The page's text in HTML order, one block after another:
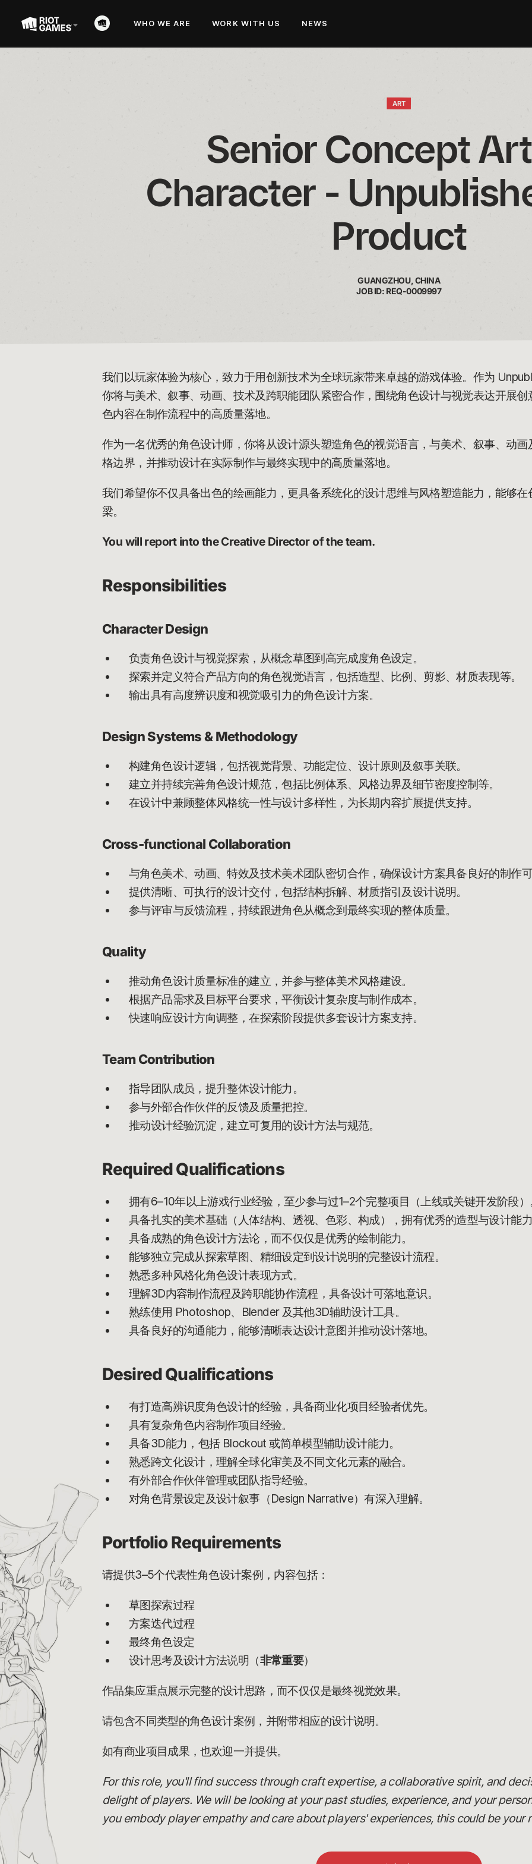
WHO WE ARE WORK WITH US NEWS
ART
Senior Concept
Character -
Product
GUANGZHOU, CHINA
JOB ID: REQ-0009997
我们以玩家体验为核心，致力于用创新技术为全球玩家带来卓越的游戏体验。作为
你将与美术、叙事、动画、技术及跨职能团队紧密合作，围绕角色设计与视觉表达开展
色内容在制作流程中的高质量落地。
作为一名优秀的角色设计师，你将从设计源头塑造角色的视觉语言，与美术、叙事、动
格边界，并推动设计在实际制作与最终实现中的高质量落地。
我们希望你不仅具备出色的绘画能力，更具备系统化的设计思维与风格塑造能力，能够
梁。
You will report into the Creative Director of the team.
Responsibilities
Character Design
负责角色设计与视觉探索，从概念草图到高完成度角色设定。
探索并定义符合产品方向的角色视觉语言，包括造型、比例、剪影、材质表现等。
输出具有高度辨识度和视觉吸引力的角色设计方案。
Design Systems & Methodology
构建角色设计逻辑，包括视觉背景、功能定位、设计原则及叙事关联。
建立并持续完善角色设计规范，包括比例体系、风格边界及细节密度控制等。
在设计中兼顾整体风格统一性与设计多样性，为长期内容扩展提供支持。
Cross-functional Collaboration
与角色美术、动画、特效及技术美术团队密切合作，确保设计方案具备良好的制作
提供清晰、可执行的设计交付，包括结构拆解、材质指引及设计说明。
参与评审与反馈流程，持续跟进角色从概念到最终实现的整体质量。
Quality
推动角色设计质量标准的建立，并参与整体美术风格建设。
根据产品需求及目标平台要求，平衡设计复杂度与制作成本。
快速响应设计方向调整，在探索阶段提供多套设计方案支持。
Team Contribution
指导团队成员，提升整体设计能力。
参与外部合作伙伴的反馈及质量把控。
推动设计经验沉淀，建立可复用的设计方法与规范。
Required Qualifications
拥有6–10年以上游戏行业经验，至少参与过1–2个完整项目（上线或关键开发阶段
具备扎实的美术基础（人体结构、透视、色彩、构成），拥有优秀的造型与设计能
具备成熟的角色设计方法论，而不仅仅是优秀的绘制能力。
能够独立完成从探索草图、精细设定到设计说明的完整设计流程。
熟悉多种风格化角色设计表现方式。
理解3D内容制作流程及跨职能协作流程，具备设计可落地意识。
熟练使用 Photoshop、Blender 及其他3D辅助设计工具。
具备良好的沟通能力，能够清晰表达设计意图并推动设计落地。
Desired Qualifications
有打造高辨识度角色设计的经验，具备商业化项目经验者优先。
具有复杂角色内容制作项目经验。
具备3D能力，包括 Blockout 或简单模型辅助设计能力。
熟悉跨文化设计，理解全球化审美及不同文化元素的融合。
有外部合作伙伴管理或团队指导经验。
对角色背景设定及设计叙事（Design Narrative）有深入理解。
Portfolio Requirements
请提供3–5个代表性角色设计案例，内容包括：
草图探索过程
方案迭代过程
最终角色设定
设计思考及设计方法说明（非常重要）
作品集应重点展示完整的设计思路，而不仅仅是最终视觉效果。
请包含不同类型的角色设计案例，并附带相应的设计说明。
如有商业项目成果，也欢迎一并提供。
For this role, you'll find success through craft expertise, a collaborative spirit, and
delight of players. We will be looking at your past studies, experience, and your
you embody player empathy and care about players' experiences, this could be your